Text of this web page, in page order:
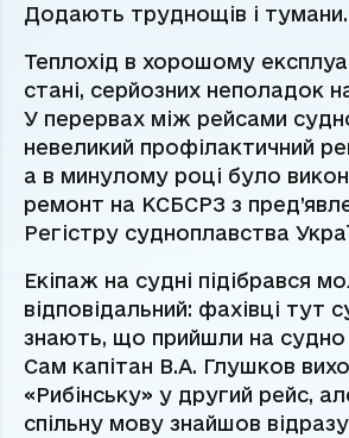
Додають труднощів і тумани.
Теплохід в хорошому
стані, серйозних неполадок
У перервах між рейсами
невеликий профілактичний
а в минулому році було
ремонт на КСБСРЗ з
Регістру судноплавства
Екіпаж на судні підібрався
відповідальний: фахівці тут
знають, що прийшли на
Сам капітан В.А. Глушков
«Рибінську» у другий рейс,
спільну мову знайшов